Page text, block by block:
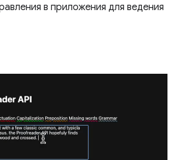
в приложения для ведения